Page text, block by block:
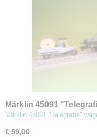
Märklin 45091
Märklin 45091 "Telegrafie"
€ 59,00